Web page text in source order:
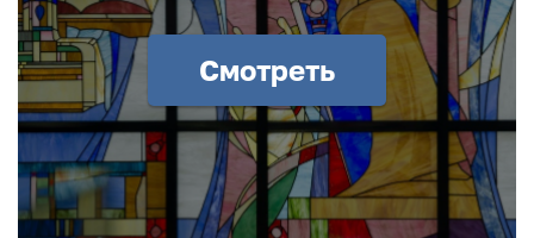
Смотреть